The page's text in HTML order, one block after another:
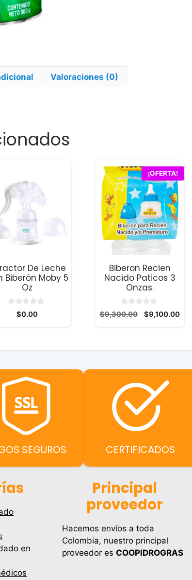
Valoraciones (0)
De Leche
Biberón Moby 5
Oz
$0.00
¡OFERTA!
Biberon Recien
Nacido Paticos 3
Onzas.
0
d
$9,300.00
El
$9,100.00El
SEGUROS CERTIFICADOS
en
Principal
proveedor
Hacemos envíos a toda
Colombia, nuestro principal
proveedor es COOPIDROGRAS